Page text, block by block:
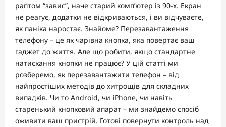
раптом “завис”, наче старий комп’ютер із 90-х. Екран
не реагує, додатки не відкриваються, і ви відчуваєте,
як паніка наростає. Знайоме? Перезавантаження
телефону – це як чарівна кнопка, яка повертає ваш
гаджет до життя. Але що робити, якщо стандартне
натискання кнопки не працює? У цій статті ми
розберемо, як перезавантажити телефон – від
найпростіших методів до хитрощів для складних
випадків. Чи то Android, чи iPhone, чи навіть
старенький кнопковий апарат – ми знайдемо спосіб
оживити ваш пристрій. Готові повернути контроль над